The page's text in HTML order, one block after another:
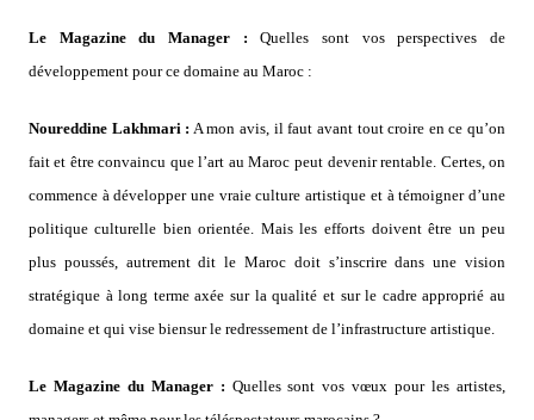
Le Magazine du Manager : Quelles sont vos perspectives de
développement pour ce domaine au Maroc :
Noureddine Lakhmari : A mon avis, il faut avant tout croire en ce qu’on
fait et être convaincu que l’art au Maroc peut devenir rentable. Certes, on
commence à développer une vraie culture artistique et à témoigner d’une
politique culturelle bien orientée. Mais les efforts doivent être un peu
plus poussés, autrement dit le Maroc doit s’inscrire dans une vision
stratégique à long terme axée sur la qualité et sur le cadre approprié au
domaine et qui vise biensur le redressement de l’infrastructure artistique.
Le Magazine du Manager : Quelles sont vos vœux pour les artistes,